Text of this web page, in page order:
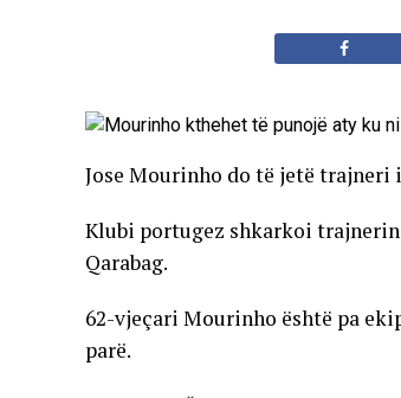
Jose Mourinho do të jetë trajneri
Klubi portugez shkarkoi trajnerin
Qarabag.
62-vjeçari Mourinho është pa
parë.